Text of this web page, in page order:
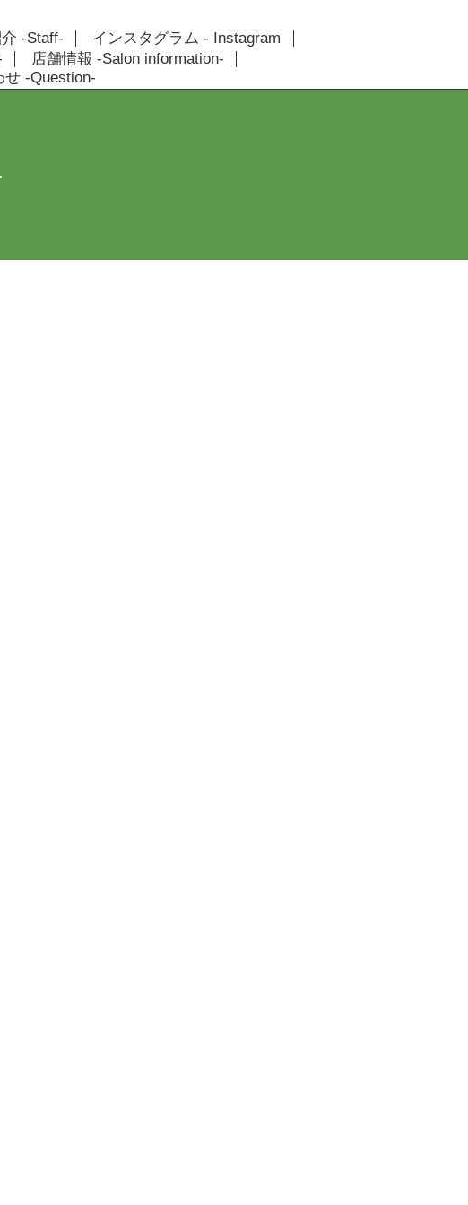
-Staff-
インスタグラム - Instagram
店舗情報 -Salon information-
せ -Question-